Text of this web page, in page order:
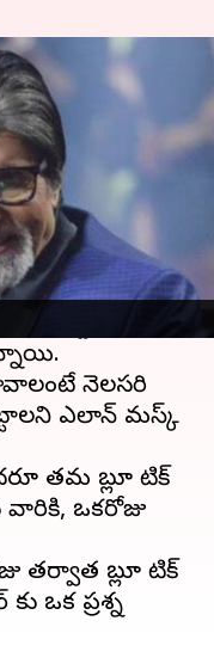
ఎందుకు
pm
వింత
ఒకరైన ఎలాన్
ట్విట్టర్ లో
నెలసరి
ఎలాన్ మస్క్
తమ బ్లూ టిక్
ఒకరోజు
తర్వాత బ్లూ టిక్
ఒక ప్రశ్న